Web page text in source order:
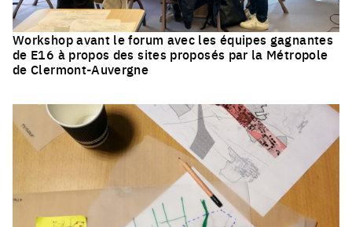
Workshop avant le forum avec les équipes gagnantes
de E16 à propos des sites proposés par la Métropole
de Clermont-Auvergne